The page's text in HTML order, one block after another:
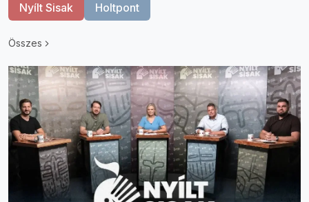
Nyílt Sisak Holtpont
Összes